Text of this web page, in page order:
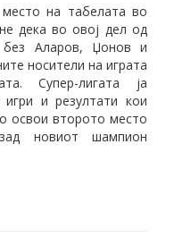
на табелата во
дека во овој дел од
без Аларов, Џонов и
носители на играта
Супер-лигата ја
и резултати кои
освои второто место
новиот шампион